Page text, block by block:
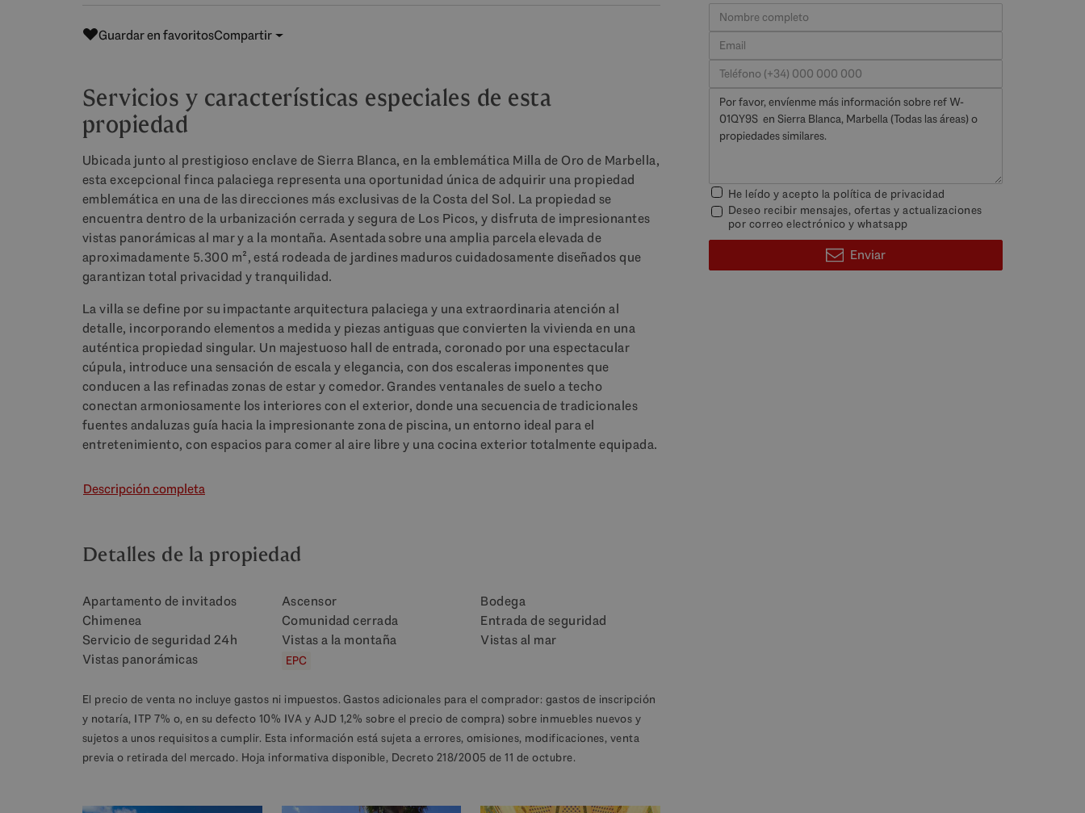
Guardar en favoritosCompartir
Servicios y características especiales de esta
propiedad
Ubicada junto al prestigioso enclave de Sierra Blanca, en la emblemática Milla de Oro de Marbella,
esta excepcional finca palaciega representa una oportunidad única de adquirir una propiedad
emblemática en una de las direcciones más exclusivas de la Costa del Sol. La propiedad se
encuentra dentro de la urbanización cerrada y segura de Los Picos, y disfruta de impresionantes
vistas panorámicas al mar y a la montaña. Asentada sobre una amplia parcela elevada de
aproximadamente 5.300 m², está rodeada de jardines maduros cuidadosamente diseñados que
garantizan total privacidad y tranquilidad.
La villa se define por su impactante arquitectura palaciega y una extraordinaria atención al
detalle, incorporando elementos a medida y piezas antiguas que convierten la vivienda en una
auténtica propiedad singular. Un majestuoso hall de entrada, coronado por una espectacular
cúpula, introduce una sensación de escala y elegancia, con dos escaleras imponentes que
conducen a las refinadas zonas de estar y comedor. Grandes ventanales de suelo a techo
conectan armoniosamente los interiores con el exterior, donde una secuencia de tradicionales
fuentes andaluzas guía hacia la impresionante zona de piscina, un entorno ideal para el
entretenimiento, con espacios para comer al aire libre y una cocina exterior totalmente equipada.
Descripción completa
Detalles de la propiedad
Apartamento de invitados Ascensor
Bodega
Chimenea
Comunidad cerrada
Entrada de seguridad
Servicio de seguridad 24h
Vistas a la montaña
Vistas al mar
Vistas panorámicas
EPC
El precio de venta no incluye gastos ni impuestos. Gastos adicionales para el comprador: gastos de inscripción
y notaría, ITP 7% o, en su defecto 10% IVA y AJD 1,2% sobre el precio de compra) sobre inmuebles nuevos y
sujetos a unos requisitos a cumplir. Esta información está sujeta a errores, omisiones, modificaciones, venta
previa o retirada del mercado. Hoja informativa disponible, Decreto 218/2005 de 11 de octubre.
He leído y acepto la política de privacidad
Deseo recibir mensajes, ofertas y actualizaciones
por correo electrónico y whatsapp
Enviar